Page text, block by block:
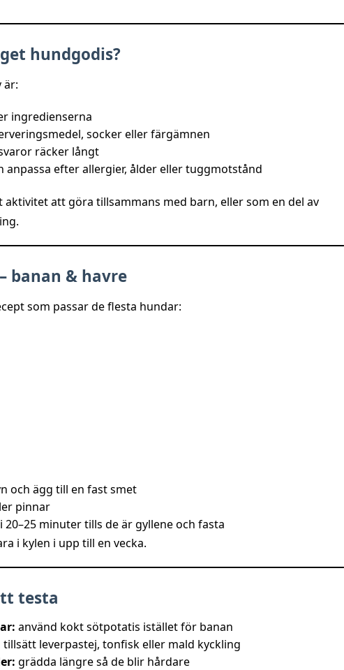
hundgodis?
är:
ingredienserna
socker eller färgämnen
räcker långt
anpassa efter allergier, ålder eller tuggmotstånd
aktivitet att göra tillsammans med barn, eller som en del av
banan & havre
som passar de flesta hundar:
och ägg till en fast smet
pinnar
20–25 minuter tills de är gyllene och fasta
i kylen i upp till en vecka.
testa
använd kokt sötpotatis istället för banan
tillsätt leverpastej, tonfisk eller mald kyckling
grädda längre så de blir hårdare